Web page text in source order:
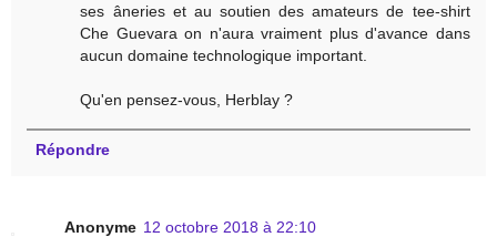
ses âneries et au soutien des amateurs de tee-shirt
Che Guevara on n'aura vraiment plus d'avance dans
aucun domaine technologique important.
Qu'en pensez-vous, Herblay ?
Répondre
Anonyme 12 octobre 2018 à 22:10